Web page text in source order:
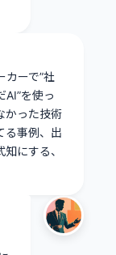
カーで”社
AI”を使っ
かった技術
る事例、出
にする、